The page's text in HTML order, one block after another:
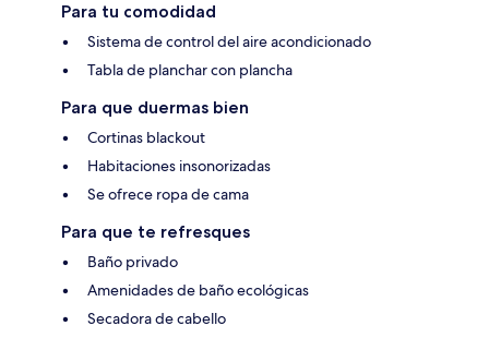
Para tu comodidad
Sistema de control del aire acondicionado
Tabla de planchar con plancha
Para que duermas bien
Cortinas blackout
Habitaciones insonorizadas
Se ofrece ropa de cama
Para que te refresques
Baño privado
Amenidades de baño ecológicas
Secadora de cabello